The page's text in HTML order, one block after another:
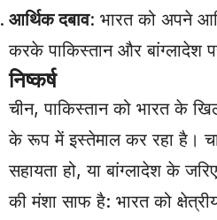
आर्थिक दबाव: भारत को अपने
करके पाकिस्तान और बांग्लादेश
निष्कर्ष
चीन, पाकिस्तान को भारत के
के रूप में इस्तेमाल कर रहा है।
सहायता हो, या बांग्लादेश के
की मंशा साफ है: भारत को